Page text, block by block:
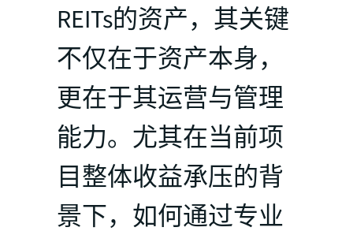
REITs的资产，其关键
不仅在于资产本身，
更在于其运营与管理
能力。尤其在当前项
目整体收益承压的背
景下，如何通过专业